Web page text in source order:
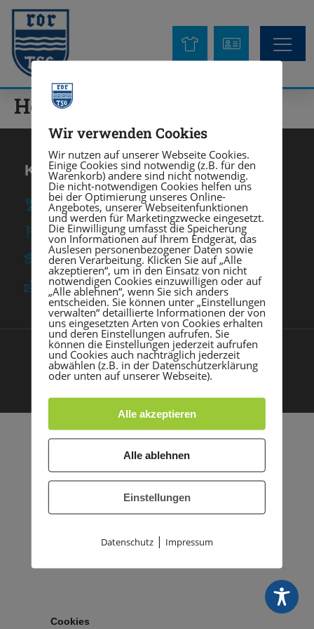
Herren 2
KONTAKT
TSG Heidelberg-Rohrbach e. V.
Am Rohrbach 57 ∙ 69126 Heidelberg
0 62 21 / 37 03 - 0
info@tsgrohrbach.de
© 2021 TSG Rohrbach |Impressum|Datenschutz
Made with by PASSGEBER
Cookies
Wir verwenden Cookies
Wir nutzen auf unserer Webseite Cookies.
Einige Cookies sind notwendig (z.B. für den
Warenkorb) andere sind nicht notwendig.
Die nicht-notwendigen Cookies helfen uns
bei der Optimierung unseres Online-
Angebotes, unserer Webseitenfunktionen
und werden für Marketingzwecke eingesetzt.
Die Einwilligung umfasst die Speicherung
von Informationen auf Ihrem Endgerät, das
Auslesen personenbezogener Daten sowie
deren Verarbeitung. Klicken Sie auf „Alle
akzeptieren“, um in den Einsatz von nicht
notwendigen Cookies einzuwilligen oder auf
„Alle ablehnen“, wenn Sie sich anders
entscheiden. Sie können unter „Einstellungen
verwalten“ detaillierte Informationen der von
uns eingesetzten Arten von Cookies erhalten
und deren Einstellungen aufrufen. Sie
können die Einstellungen jederzeit aufrufen
und Cookies auch nachträglich jederzeit
abwählen (z.B. in der Datenschutzerklärung
oder unten auf unserer Webseite).
Alle akzeptieren
Alle ablehnen
Einstellungen
Datenschutz| Impressum